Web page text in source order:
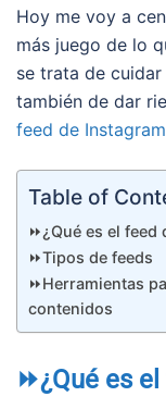
Hoy me voy a
más juego de lo
se trata de
también de dar
feed de Instagram
Table of
⏩¿Qué es el feed
⏩Tipos de feeds
⏩Herramientas
contenidos
⏩¿Qué es